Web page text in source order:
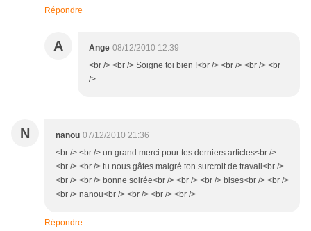
Répondre
A Ange 08/12/2010 12:39
<br /> <br /> Soigne toi bien !<br /> <br /> <br /> <br
/>
N nanou 07/12/2010 21:36
<br /> <br /> un grand merci pour tes derniers articles<br />
<br /> <br /> tu nous gâtes malgré ton surcroit de travail<br />
<br /> <br /> bonne soirée<br /> <br /> <br /> bises<br /> <br />
<br /> nanou<br /> <br /> <br /> <br />
Répondre